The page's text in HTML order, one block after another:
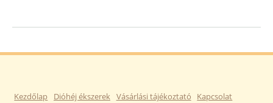
Kezdőlap Dióhéj ékszerek Vásárlási tájékoztató
Kapcsolat